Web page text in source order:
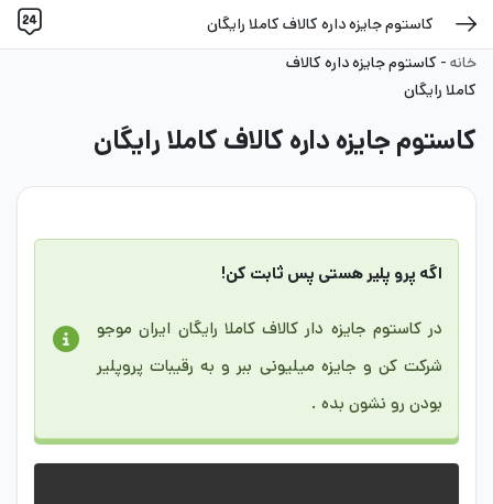
کاستوم جایزه داره کالاف کاملا رایگان
خانه - کاستوم جایزه داره کالاف
کاملا رایگان
کاستوم جایزه داره کالاف کاملا رایگان
اگه پرو پلیر هستی پس ثابت کن!
در کاستوم جایزه دار کالاف کاملا رایگان ایران موجو
شرکت کن و جایزه میلیونی ببر و به رقیبات پروپلیر
بودن رو نشون بده .